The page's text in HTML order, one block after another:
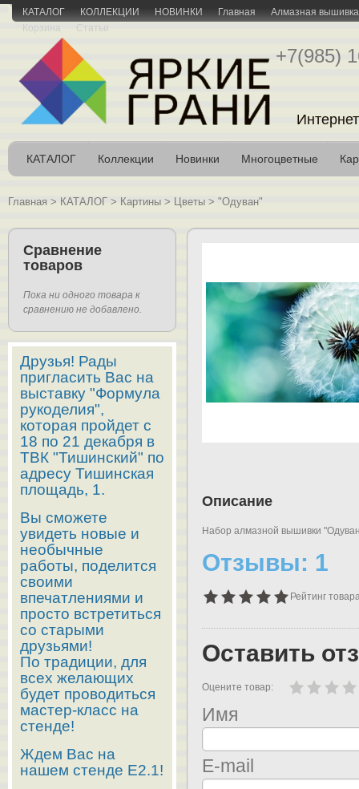
КАТАЛОГ КОЛЛЕКЦИИ НОВИНКИ Главная
Алмазная вышивка
Корзина
Статьи
+7(985)
КАТАЛОГ Коллекции Новинки Многоцветные
Главная > КАТАЛОГ > Картины > Цветы > "Одуван"
Описание
Набор алмазной вышивки
Отзывы: 1
Рейтинг
Оставить
Оцените товар:
Имя
E-mail
Сравнение
товаров
Пока ни одного товара к
сравнению не добавлено.
Друзья! Рады
пригласить Вас на
выставку "Формула
рукоделия",
которая пройдет с
18 по 21 декабря в
ТВК "Тишинский" по
адресу Тишинская
площадь, 1.
Вы сможете
увидеть новые и
необычные
работы, поделится
своими
впечатлениями и
просто встретиться
со старыми
друзьями!
По традиции, для
всех желающих
будет проводиться
мастер-класс на
стенде!
Ждем Вас на
нашем стенде E2.1!